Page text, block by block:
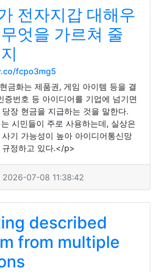
전자지갑 대해우
엇을 가르쳐 줄
fcpo3mg5
금화는 제품권, 게임 아이템 등을 결
증번호 등 아이디어를 기업에 넘기면
장 현금을 지급하는 것을 말한다.
는 시민들이 주로 사용하는데, 실상은
기 가능성이 높아 아이디어통신망
규정하고 있다.</p>
07-08 11:38:42
described
from multiple